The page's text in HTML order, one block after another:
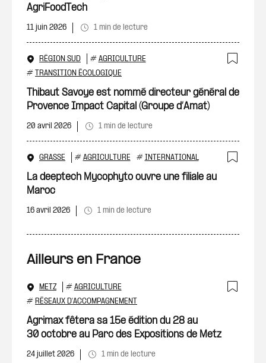
AgriFoodTech
11 juin 2026 1 min de lecture
RÉGION SUD # AGRICULTURE
# TRANSITION ÉCOLOGIQUE
Thibaut Savoye est nommé directeur général de
Provence Impact Capital (Groupe d’Amat)
20 avril 2026 1 min de lecture
GRASSE # AGRICULTURE # INTERNATIONAL
La deeptech Mycophyto ouvre une filiale au
Maroc
16 avril 2026 1 min de lecture
Ailleurs en France
METZ # AGRICULTURE
# RÉSEAUX D'ACCOMPAGNEMENT
Agrimax fêtera sa 15e édition du 28 au
30 octobre au Parc des Expositions de Metz
24 juillet 2026 1 min de lecture